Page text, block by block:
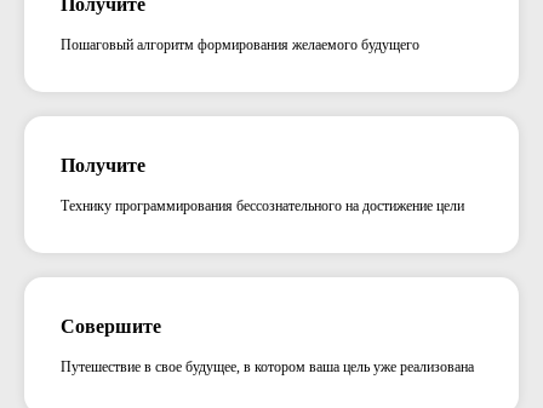
Получите
Пошаговый алгоритм формирования желаемого будущего
Получите
Технику программирования бессознательного на достижение цели
Совершите
Путешествие в свое будущее, в котором ваша цель уже реализована